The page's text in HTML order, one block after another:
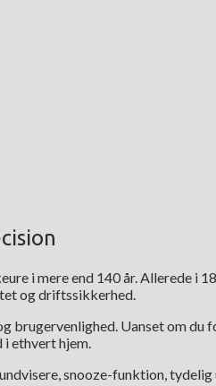
i mere end 140 år. Allerede i
og driftssikkerhed.
Uanset om
i ethvert hjem.
snooze-funktion,